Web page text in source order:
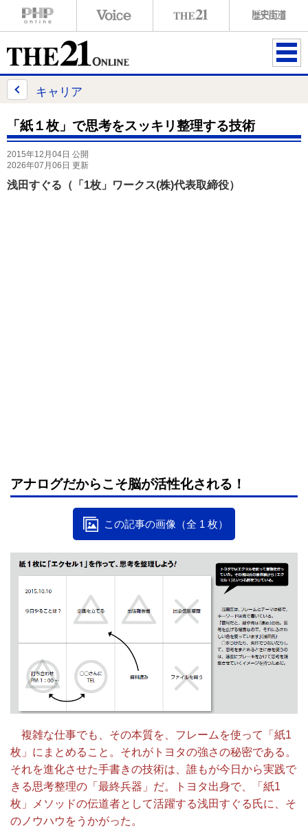
ME
キャリア
「紙１枚」で思考をスッキリ整理する技術
2015年12月04日 公開
2026年07月06日 更新
浅田すぐる（「1枚」ワークス(株)代表取締役）
アナログだからこそ脳が活性化される！
この記事の画像（全 1 枚）
複雑な仕事でも、その本質を、フレームを使って「紙1
枚」にまとめること。それがトヨタの強さの秘密である。
それを進化させた手書きの技術は、誰もが今日から実践で
きる思考整理の「最終兵器」だ。トヨタ出身で、「紙1
枚」メソッドの伝道者として活躍する浅田すぐる氏に、そ
のノウハウをうかがった。